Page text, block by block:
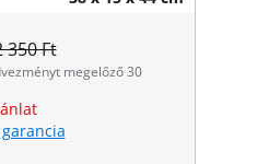
350 Ft
megelőző 30